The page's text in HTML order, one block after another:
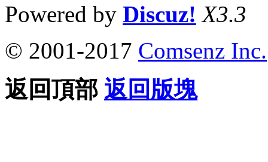
Powered by Discuz! X3.3
© 2001-2017 Comsenz Inc.
返回頂部 返回版塊